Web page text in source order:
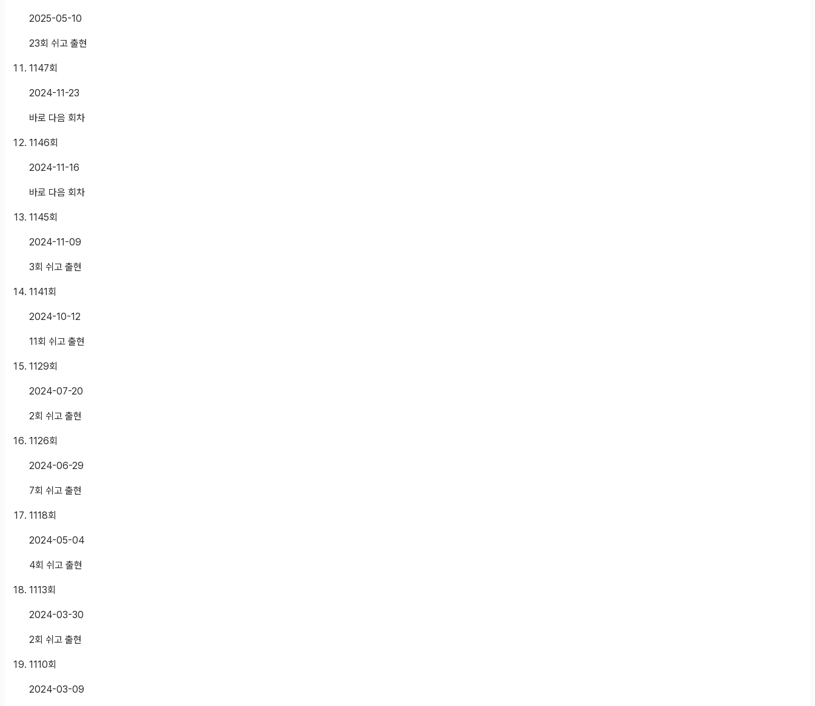
2025-05-10
23회 쉬고 출현
1147회
2024-11-23
바로 다음 회차
1146회
2024-11-16
바로 다음 회차
1145회
2024-11-09
3회 쉬고 출현
1141회
2024-10-12
11회 쉬고 출현
1129회
2024-07-20
2회 쉬고 출현
1126회
2024-06-29
7회 쉬고 출현
1118회
2024-05-04
4회 쉬고 출현
1113회
2024-03-30
2회 쉬고 출현
1110회
2024-03-09